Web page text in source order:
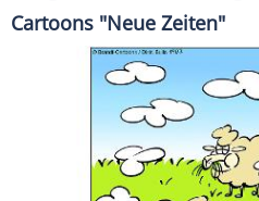
Cartoons "Neue Zeiten"